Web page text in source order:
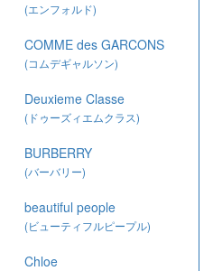
(エンフォルド)
COMME des GARCONS
(コムデギャルソン)
Deuxieme Classe
(ドゥーズィエムクラス)
BURBERRY
(バーバリー)
beautiful people
(ビューティフルピープル)
Chloe